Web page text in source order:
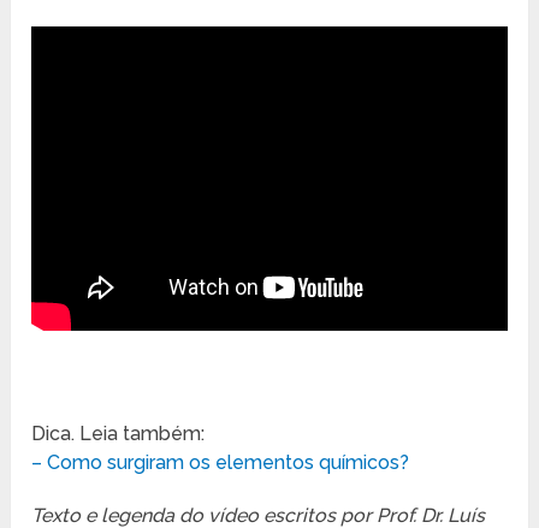
Dica. Leia também:
– Como surgiram os elementos químicos?
Texto e legenda do vídeo escritos por Prof. Dr. Luís